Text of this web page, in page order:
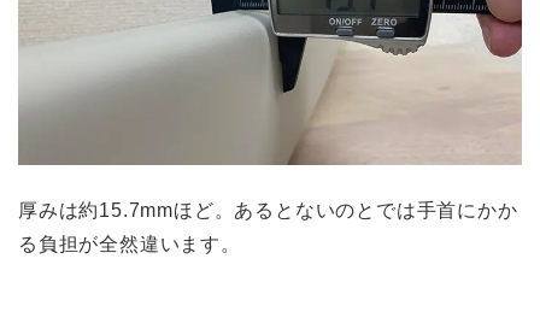
厚みは約15.7mmほど。あるとないのとでは手首にかか
る負担が全然違います。